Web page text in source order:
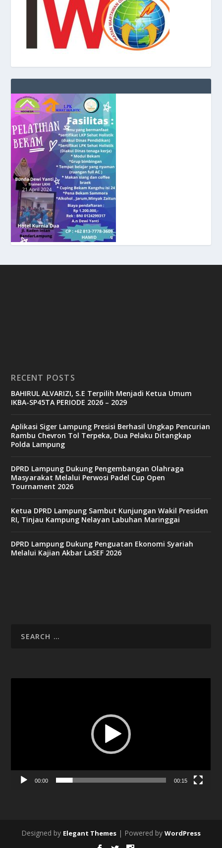
RECENT POSTS
BAHIRUL ALVARIZI, S.E Terpilih Menjadi Ketua Umum
IKBA-SP45TA PERIODE 2026 – 2029
Aplikasi Siger Lampung Presisi Berhasil Ungkap Pencurian
Rambu Chevron Tol Terpeka, Dua Pelaku Ditangkap
Polda Lampung
DPRD Lampung Dukung Pengembangan Olahraga
Masyarakat Melalui Perwosi Padel Cup Open
Tournament 2026
Ketua DPRD Lampung Sambut Kunjungan Wakil Presiden
RI, Tinjau Kampung Nelayan Labuhan Maringgai
DPRD Lampung Dukung Penguatan Ekonomi Syariah
Melalui Kajian Akbar LaSEF 2026
00:00 00:15
Designed by Elegant Themes | Powered by WordPress